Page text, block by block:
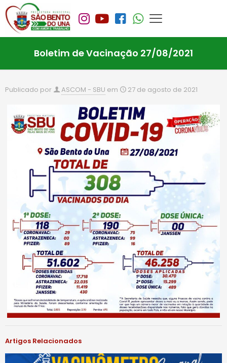
Boletim de Vacinação 27/08/2021
Publicado por ASCOM - SBU em 27 de agosto de 2021
Artigos Relacionados